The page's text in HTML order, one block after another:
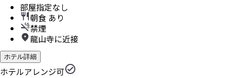
部屋指定なし
朝食 あり
禁煙
龍山寺に近接
ホテル詳細
ホテルアレンジ可